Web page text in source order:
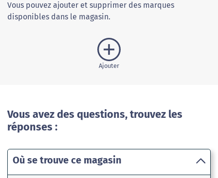
Vous pouvez ajouter et supprimer des marques
disponibles dans le magasin.
Ajouter
Vous avez des questions, trouvez les
réponses :
Où se trouve ce magasin